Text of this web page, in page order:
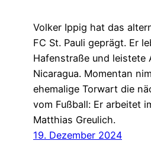
Volker Ippig hat das
FC St. Pauli geprägt. Er
Hafenstraße und leistete
Nicaragua. Momentan
ehemalige Torwart die
vom Fußball: Er arbeitet
Matthias Greulich.
19. Dezember 2024